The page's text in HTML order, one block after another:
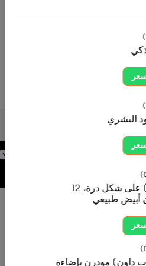
البشري
لمبة ليد (LED) على شكل ذرة، 12
داون) مودرن بإضاءة